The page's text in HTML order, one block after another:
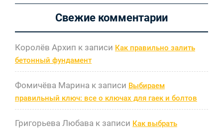
Свежие комментарии
Королёв Архип к записи Как правильно залить
бетонный фундамент
Фомичёва Марина к записи Выбираем
правильный ключ: все о ключах для гаек и болтов
Григорьева Любава к записи Как выбрать